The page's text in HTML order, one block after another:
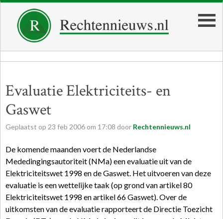
Evaluatie Elektriciteits- en
Gaswet
Geplaatst op 23 feb 2006 om 17:08 door Rechtennieuws.nl
De komende maanden voert de Nederlandse
Mededingingsautoriteit (NMa) een evaluatie uit van de
Elektriciteitswet 1998 en de Gaswet. Het uitvoeren van deze
evaluatie is een wettelijke taak (op grond van artikel 80
Elektriciteitswet 1998 en artikel 66 Gaswet). Over de
uitkomsten van de evaluatie rapporteert de Directie Toezicht